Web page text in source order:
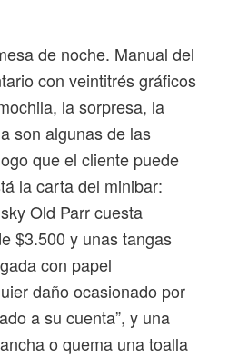
de noche. Manual del
con veintitrés gráficos
la sorpresa, la
son algunas de las
que el cliente puede
la carta del minibar:
Old Parr cuesta
$3.500 y unas tangas
con papel
daño ocasionado por
a su cuenta”, y una
o quema una toalla